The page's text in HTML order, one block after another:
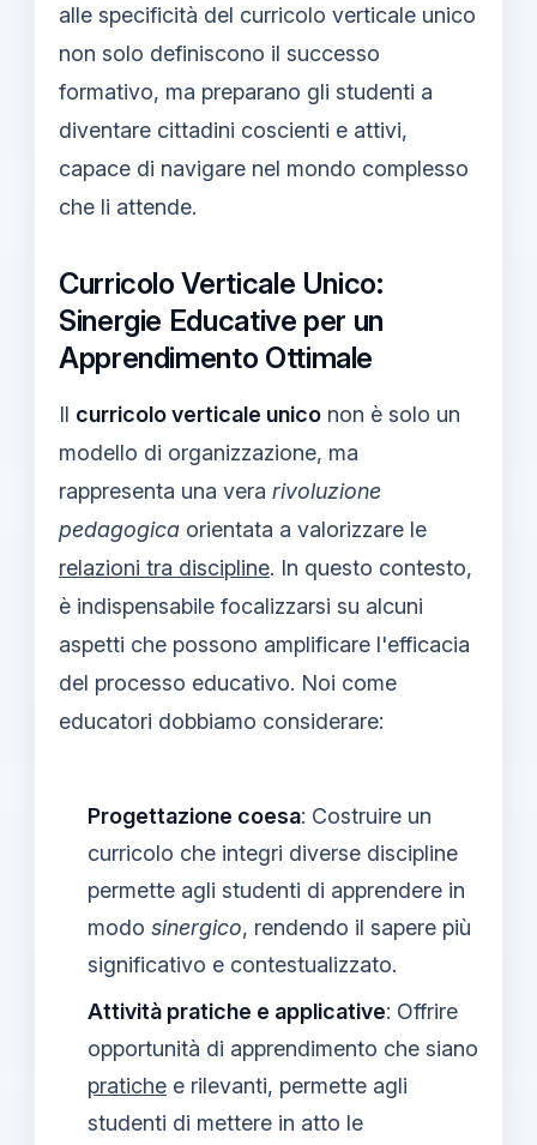
alle specificità del curricolo verticale unico
non solo definiscono il successo
formativo, ma preparano gli studenti a
diventare cittadini coscienti e attivi,
capace di navigare nel mondo complesso
che li attende.
Curricolo Verticale Unico:
Sinergie Educative per un
Apprendimento Ottimale
Il curricolo verticale unico non è solo un
modello di organizzazione, ma
rappresenta una vera rivoluzione
pedagogica orientata a valorizzare le
relazioni tra discipline. In questo contesto,
è indispensabile focalizzarsi su alcuni
aspetti che possono amplificare l'efficacia
del processo educativo. Noi come
educatori dobbiamo considerare:
Progettazione coesa: Costruire un
curricolo che integri diverse discipline
permette agli studenti di apprendere in
modo sinergico, rendendo il sapere più
significativo e contestualizzato.
Attività pratiche e applicative: Offrire
opportunità di apprendimento che siano
pratiche e rilevanti, permette agli
studenti di mettere in atto le